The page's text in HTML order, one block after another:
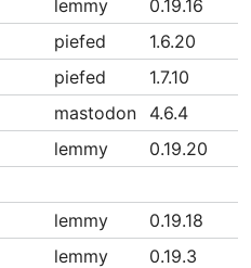
lemmy
0.19.16
piefed
1.6.20
piefed
1.7.10
mastodon
4.6.4
lemmy
0.19.20
lemmy
0.19.18
lemmy
0.19.3